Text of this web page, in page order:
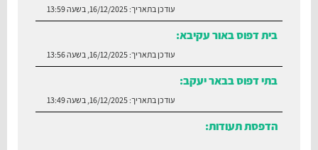
עודכן בתאריך: 16/12/2025, בשעה 13:59
בית דפוס באור עקיבא:
עודכן בתאריך: 16/12/2025, בשעה 13:56
בתי דפוס בבאר יעקב:
עודכן בתאריך: 16/12/2025, בשעה 13:49
הדפסת תעודות: